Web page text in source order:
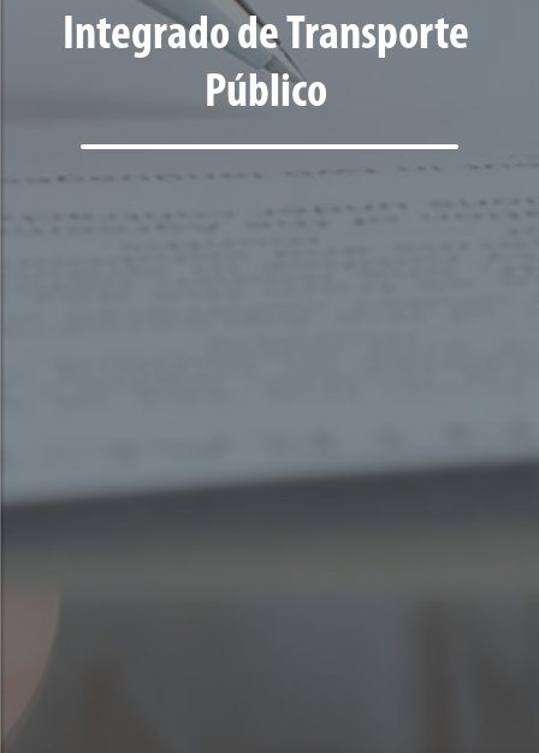
Integrado de Transporte
Público